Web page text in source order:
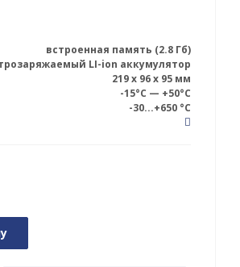
встроенная память (2.8 Гб)
LI-ion аккумулятор
219 x 96 x 95 мм
-15°C — +50°C
-30...+650 °С